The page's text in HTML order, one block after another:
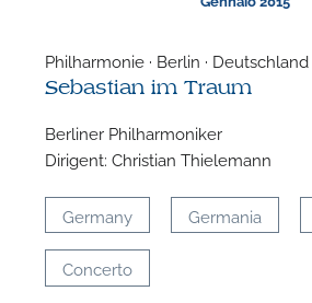
Philharmonie · Berlin · Deutschland
Sebastian im Traum
Berliner Philharmoniker
Dirigent: Christian Thielemann
Germany Germania
Concerto